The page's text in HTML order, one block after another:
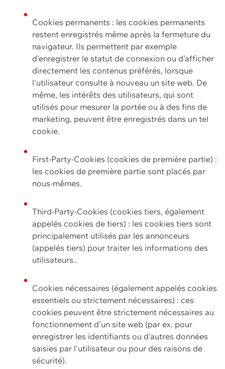
Cookies permanents : les cookies permanents
restent enregistrés même après la fermeture du
navigateur. Ils permettent par exemple
d'enregistrer le statut de connexion ou d'afficher
directement les contenus préférés, lorsque
l'utilisateur consulte à nouveau un site web. De
même, les intérêts des utilisateurs, qui sont
utilisés pour mesurer la portée ou à des fins de
marketing, peuvent être enregistrés dans un tel
cookie.
First-Party-Cookies (cookies de première partie) :
les cookies de première partie sont placés par
nous-mêmes.
Third-Party-Cookies (cookies tiers, également
appelés cookies de tiers) : les cookies tiers sont
principalement utilisés par les annonceurs
(appelés tiers) pour traiter les informations des
utilisateurs..
Cookies nécessaires (également appelés cookies
essentiels ou strictement nécessaires) : ces
cookies peuvent être strictement nécessaires au
fonctionnement d'un site web (par ex. pour
enregistrer les identifiants ou d'autres données
saisies par l'utilisateur ou pour des raisons de
sécurité).